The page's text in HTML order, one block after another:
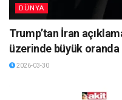
DÜNYA
Trump’tan İran
üzerinde büyük oranda
2026-03-30